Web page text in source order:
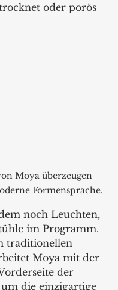
oder porös
Moya überzeugen
Formensprache.
noch Leuchten,
im Programm.
traditionellen
Moya mit der
der
die einzigartige